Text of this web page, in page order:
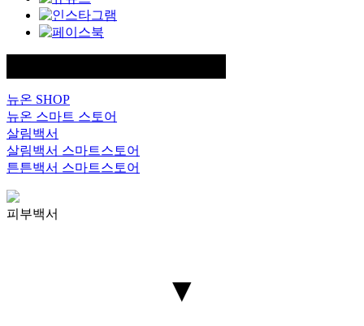
뉴온 SHOP
뉴온 스마트 스토어
살림백서
살림백서 스마트스토어
튼튼백서 스마트스토어
피부백서